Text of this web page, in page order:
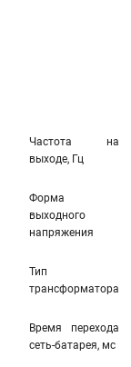
Частота на
выходе, Гц
Форма
выходного
напряжения
Тип
трансформатора
Время перехода
сеть-батарея, мс